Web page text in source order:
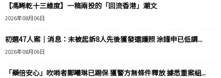
【馮睎乾十三維度】一稿兩投的「回流香港」潮文
2026年08月06日
初選47人案｜消息：未被起訴8人先後獲發還護照 涂謹申已低調...
2026年08月06日
「藥倍安心」吹哨者鄭曦琳已踢保 獲警方無條件釋放 據悉重案組...